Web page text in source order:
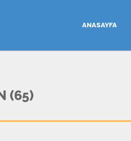
ANASAYFA
(65)